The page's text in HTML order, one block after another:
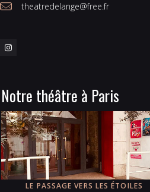
theatredelange@free.fr
Notre théâtre à Paris
LE PASSAGE VERS LES ÉTOILES